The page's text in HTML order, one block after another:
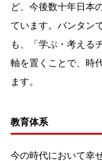
ど、今後数十年日本
ています。バンタン
も、「学ぶ・考える
軸を置くことで、時
ます。
教育体系
今の時代において幸